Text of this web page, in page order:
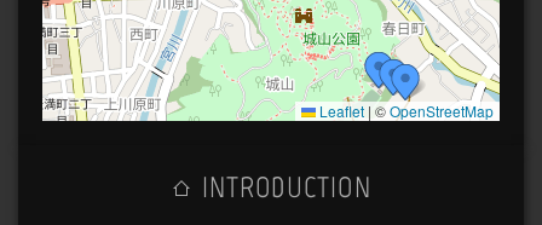
Leaflet | ©OpenStreetMap
INTRODUCTION